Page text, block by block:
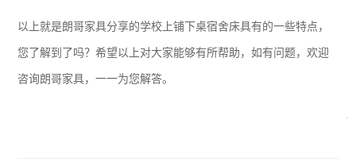
以上就是朗哥家具分享的学校上铺下桌宿舍床具有的一些特点，
您了解到了吗？希望以上对大家能够有所帮助，如有问题，欢迎
咨询朗哥家具，一一为您解答。